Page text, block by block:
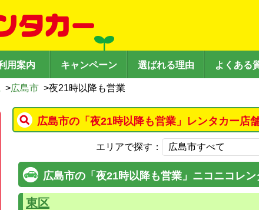
用案内 キャンペーン 選ばれる理由 よくある
>広島市 >夜21時以降も営業
広島市の「夜21時以降も営業」レンタカー店
エリアで探す：
広島市の「夜21時以降も営業」ニコニコレ
東区